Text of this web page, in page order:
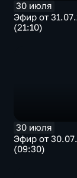
30 июля
Эфир от
(21:10)
30 июля
Эфир от
(09:30)